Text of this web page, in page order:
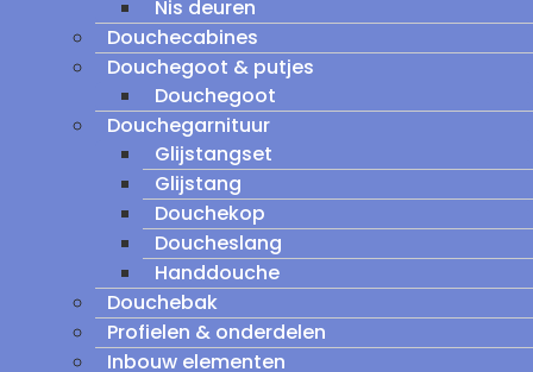
Nis deuren
Douchecabines
Douchegoot & putjes
Douchegoot
Douchegarnituur
Glijstangset
Glijstang
Douchekop
Doucheslang
Handdouche
Douchebak
Profielen & onderdelen
Inbouw elementen